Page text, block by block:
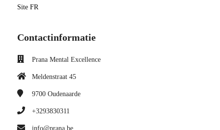
Site FR
Contactinformatie
Prana Mental Excellence
Meldenstraat 45
9700 Oudenaarde
+3293830311
info@prana.be